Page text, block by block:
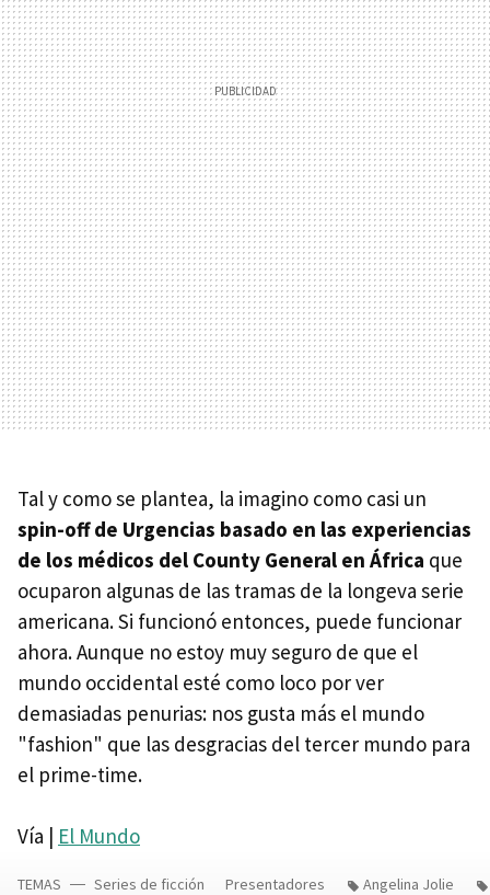
Tal y como se plantea, la imagino como casi un
spin-off de Urgencias basado en las experiencias
de los médicos del County General en África que
ocuparon algunas de las tramas de la longeva serie
americana. Si funcionó entonces, puede funcionar
ahora. Aunque no estoy muy seguro de que el
mundo occidental esté como loco por ver
demasiadas penurias: nos gusta más el mundo
"fashion" que las desgracias del tercer mundo para
el prime-time.
Vía | El Mundo
TEMAS Series de ficción Presentadores Angelina Jolie